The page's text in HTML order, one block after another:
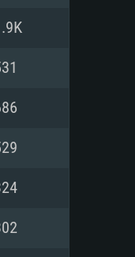
상
습니
드라